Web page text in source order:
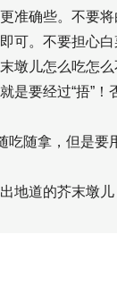
准确些。不要
可。不要担心
墩儿怎么吃怎么
是要经过“捂”
吃随拿，但是
地道的芥末墩儿